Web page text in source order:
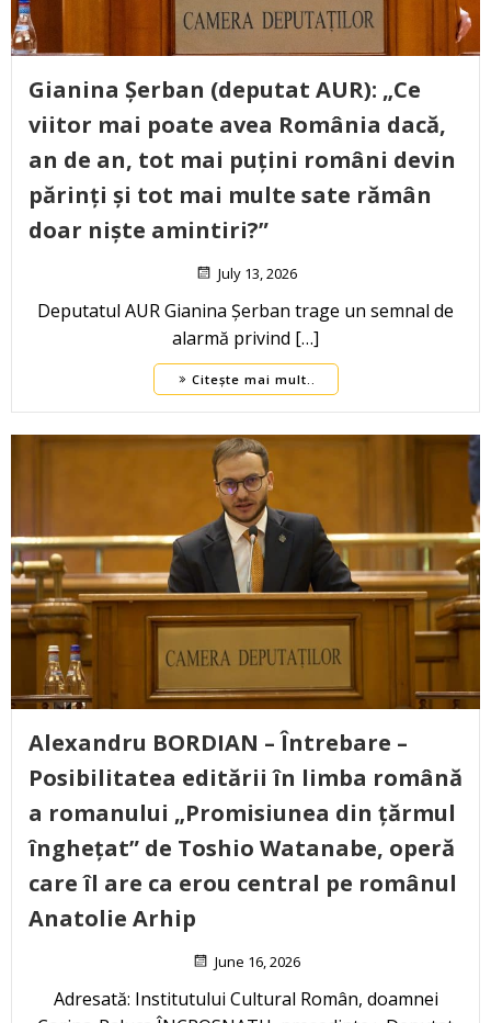
Gianina Șerban (deputat AUR): „Ce
viitor mai poate avea România dacă,
an de an, tot mai puțini români devin
părinți și tot mai multe sate rămân
doar niște amintiri?”
July 13, 2026
Deputatul AUR Gianina Șerban trage un semnal de
alarmă privind […]
Citește mai mult..
Alexandru BORDIAN – Întrebare –
Posibilitatea editării în limba română
a romanului „Promisiunea din țărmul
înghețat” de Toshio Watanabe, operă
care îl are ca erou central pe românul
Anatolie Arhip
June 16, 2026
Adresată: Institutului Cultural Român, doamnei